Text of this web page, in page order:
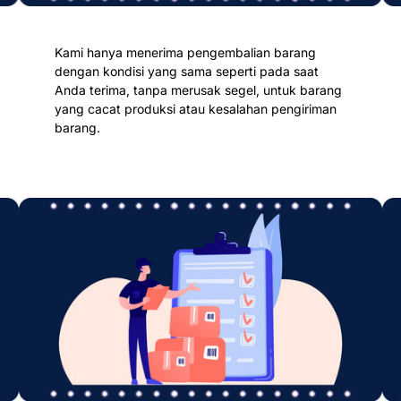
Kami hanya menerima pengembalian barang
dengan kondisi yang sama seperti pada saat
Anda terima, tanpa merusak segel, untuk barang
yang cacat produksi atau kesalahan pengiriman
barang.